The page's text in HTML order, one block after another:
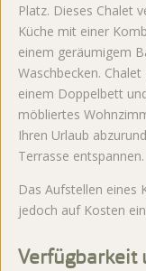
Platz. Dieses Chalet
Küche mit einer
einem geräumigem
Waschbecken.
einem Doppelbett
möbliertes
Ihren Urlaub
Terrasse entspannen.
Das Aufstellen eines
jedoch auf Kosten
Verfügbarkeit